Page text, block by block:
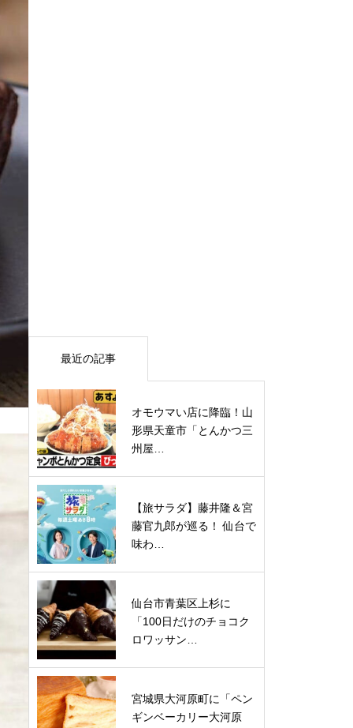
最近の記事
オモウマい店に降臨！山
形県天童市「とんかつ三
州屋…
【旅サラダ】藤井隆＆宮
藤官九郎が巡る！ 仙台で
味わ…
仙台市青葉区上杉に
「100日だけのチョコク
ロワッサン…
宮城県大河原町に「ペン
ギンベーカリー大河原